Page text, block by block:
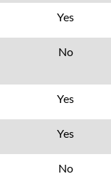
Yes
No
Yes
Yes
No